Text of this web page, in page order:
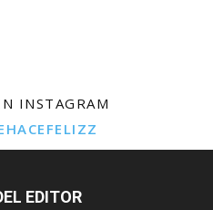
INSTAGRAM
EDITOR